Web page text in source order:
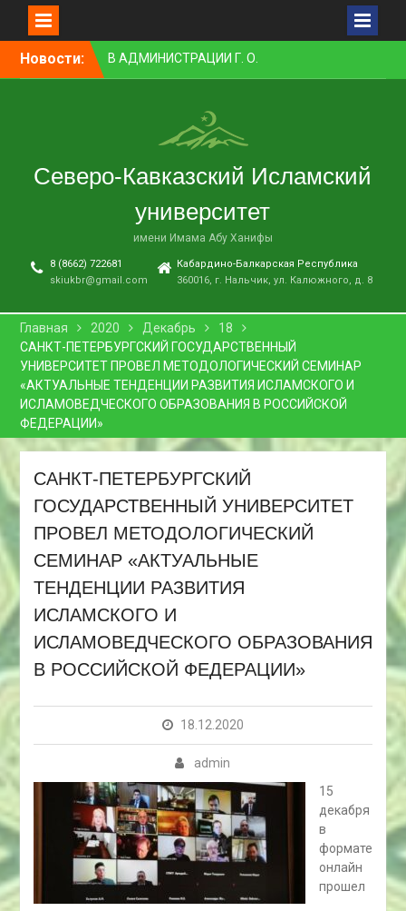
Перейти
Новости:
В АДМИНИСТРАЦИИ Г. О.
НАЛЬЧИК ПРОШЛО
МЕЖНАЦИОНАЛЬНЫХ И
МЕЖКОНФЕССИОНАЛЬНЫХ
ОТНОШЕНИЙ
ЗАНЯЛ ПЕРВОЕ МЕСТО В
НОМИНАЦИИ «ЛУЧШАЯ
В НАЛЬЧИКЕ СОСТОЯЛСЯ
ПРЕМЬЕРНЫЙ ПОКАЗ
ОЖИДАНИЯ»
В СКИУ ПРОШЛИ
ВСТУПИТЕЛЬНЫЕ
ЭКЗАМЕНЫ
Северо-Кавказский Исламский
университет
имени Имама Абу Ханифы
8 (8662) 722681
skiukbr@gmail.com
Кабардино-Балкарская Республика
360016, г. Нальчик, ул. Калюжного, д. 8
Главная 2020 Декабрь
18
САНКТ-ПЕТЕРБУРГСКИЙ ГОСУДАРСТВЕННЫЙ
УНИВЕРСИТЕТ ПРОВЕЛ МЕТОДОЛОГИЧЕСКИЙ СЕМИНАР
«АКТУАЛЬНЫЕ ТЕНДЕНЦИИ РАЗВИТИЯ ИСЛАМСКОГО И
ИСЛАМОВЕДЧЕСКОГО ОБРАЗОВАНИЯ В РОССИЙСКОЙ
ФЕДЕРАЦИИ»
САНКТ-ПЕТЕРБУРГСКИЙ
ГОСУДАРСТВЕННЫЙ УНИВЕРСИТЕТ
ПРОВЕЛ МЕТОДОЛОГИЧЕСКИЙ
СЕМИНАР «АКТУАЛЬНЫЕ
ТЕНДЕНЦИИ РАЗВИТИЯ
ИСЛАМСКОГО И
ИСЛАМОВЕДЧЕСКОГО ОБРАЗОВАНИЯ
В РОССИЙСКОЙ ФЕДЕРАЦИИ»
18.12.2020
admin
15
декабря
в
формате
онлайн
прошел